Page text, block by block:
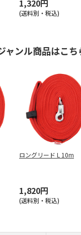
1,320円
(送料別・税込)
ャンル商品はこち
ロングリード L 10m
1,820円
(送料別・税込)